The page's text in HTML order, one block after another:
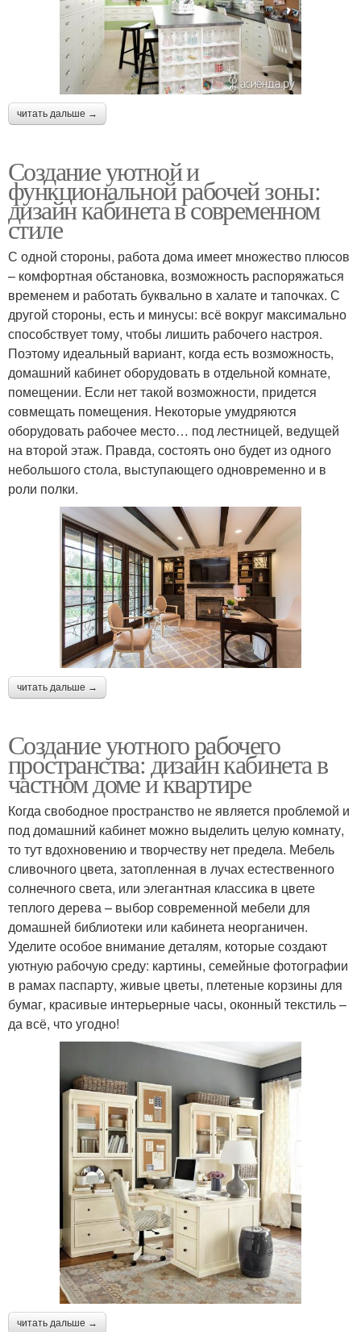
читать дальше →
Создание уютной и
функциональной рабочей зоны:
дизайн кабинета в современном
стиле
С одной стороны, работа дома имеет множество плюсов
– комфортная обстановка, возможность распоряжаться
временем и работать буквально в халате и тапочках. С
другой стороны, есть и минусы: всё вокруг максимально
способствует тому, чтобы лишить рабочего настроя.
Поэтому идеальный вариант, когда есть возможность,
домашний кабинет оборудовать в отдельной комнате,
помещении. Если нет такой возможности, придется
совмещать помещения. Некоторые умудряются
оборудовать рабочее место… под лестницей, ведущей
на второй этаж. Правда, состоять оно будет из одного
небольшого стола, выступающего одновременно и в
роли полки.
читать дальше →
Создание уютного рабочего
пространства: дизайн кабинета в
частном доме и квартире
Когда свободное пространство не является проблемой и
под домашний кабинет можно выделить целую комнату,
то тут вдохновению и творчеству нет предела. Мебель
сливочного цвета, затопленная в лучах естественного
солнечного света, или элегантная классика в цвете
теплого дерева – выбор современной мебели для
домашней библиотеки или кабинета неорганичен.
Уделите особое внимание деталям, которые создают
уютную рабочую среду: картины, семейные фотографии
в рамах паспарту, живые цветы, плетеные корзины для
бумаг, красивые интерьерные часы, оконный текстиль –
да всё, что угодно!
читать дальше →